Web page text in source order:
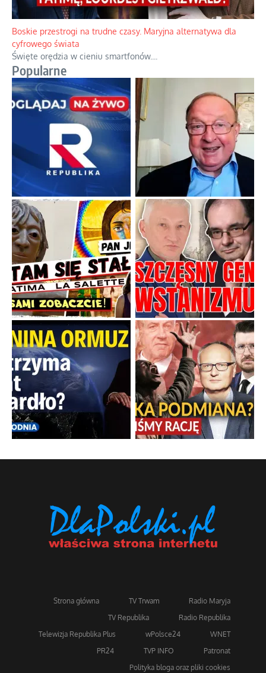
Papieskie innowacje w tradycyjnym różańcu
Gorący dylemat medytacji nad tajemnicami....
Boskie przestrogi na trudne czasy. Maryjna alternatywa dla
cyfrowego świata
Święte orędzia w cieniu smartfonów....
Popularne